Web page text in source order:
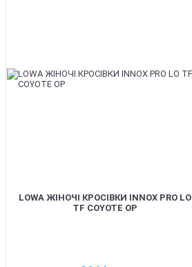
LOWA ЖІНОЧІ КРОСІВКИ INNOX PRO LO
TF COYOTE OP